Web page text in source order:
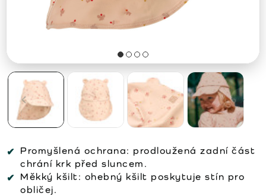
Promyšlená ochrana: prodloužená zadní část
chrání krk před sluncem.
Měkký kšilt: ohebný kšilt poskytuje stín pro
obličej.